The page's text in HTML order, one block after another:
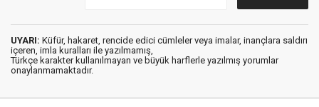
UYARI: Küfür, hakaret, rencide edici cümleler veya imalar, inançlara saldırı
içeren, imla kuralları ile yazılmamış,
Türkçe karakter kullanılmayan ve büyük harflerle yazılmış yorumlar
onaylanmamaktadır.